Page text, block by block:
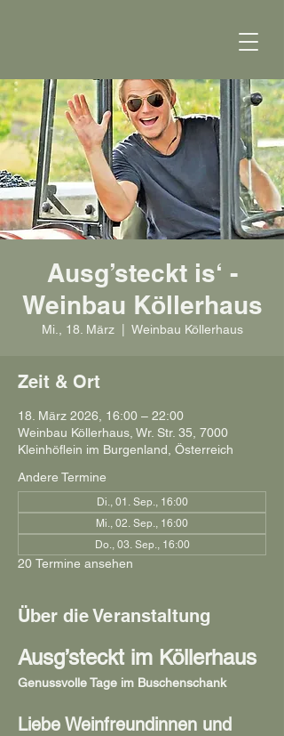
Ausg’steckt is‘ -
Weinbau Köllerhaus
Mi., 18. März
  |
Weinbau Köllerhaus
Zeit & Ort
18. März 2026, 16:00 – 22:00
Weinbau Köllerhaus, Wr. Str. 35, 7000
Kleinhöflein im Burgenland, Österreich
Andere Termine
Di., 01. Sep., 16:00
Mi., 02. Sep., 16:00
Do., 03. Sep., 16:00
20 Termine ansehen
Über die Veranstaltung
Ausg’steckt im Köllerhaus
Genussvolle Tage im Buschenschank
Liebe Weinfreundinnen und